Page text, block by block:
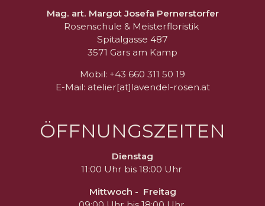
Mag. art. Margot Josefa Pernerstorfer
Rosenschule & Meisterfloristik
Spitalgasse 487
3571 Gars am Kamp
Mobil: +43 660 311 50 19
E-Mail: atelier[at]lavendel-rosen.at
ÖFFNUNGSZEITEN
Dienstag
11:00 Uhr bis 18:00 Uhr
Mittwoch - Freitag